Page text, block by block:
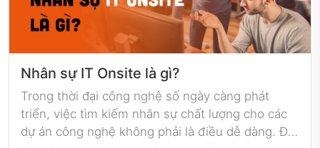
Nhân sự IT Onsite là gì?
Trong thời đại công nghệ số ngày càng phát
triển, việc tìm kiếm nhân sự chất lượng cho các
dự án công nghệ không phải là điều dễ dàng. Đối